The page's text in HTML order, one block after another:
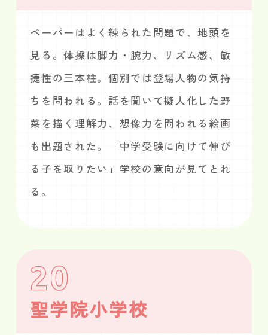
ペーパーはよく練られた問題で、地頭を
見る。体操は脚力・腕力、リズム感、敏
捷性の三本柱。個別では登場人物の気持
ちを問われる。話を聞いて擬人化した野
菜を描く理解力、想像力を問われる絵画
も出題された。「中学受験に向けて伸び
る子を取りたい」学校の意向が見てとれ
る。
20
聖学院小学校